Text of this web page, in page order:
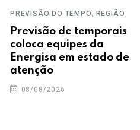
PREVISÃO DO TEMPO, REGIÃO
Previsão de temporais
coloca equipes da
Energisa em estado de
atenção
08/08/2026